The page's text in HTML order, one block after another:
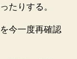
たりする。
今一度再確認